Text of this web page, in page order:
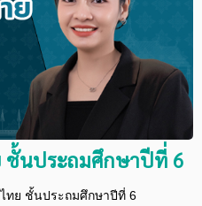
ชั้นประถมศึกษาปีที่ 6
ทย ชั้นประถมศึกษาปีที่ 6